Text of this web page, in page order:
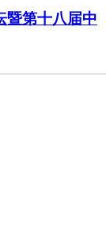
暨第十八届中